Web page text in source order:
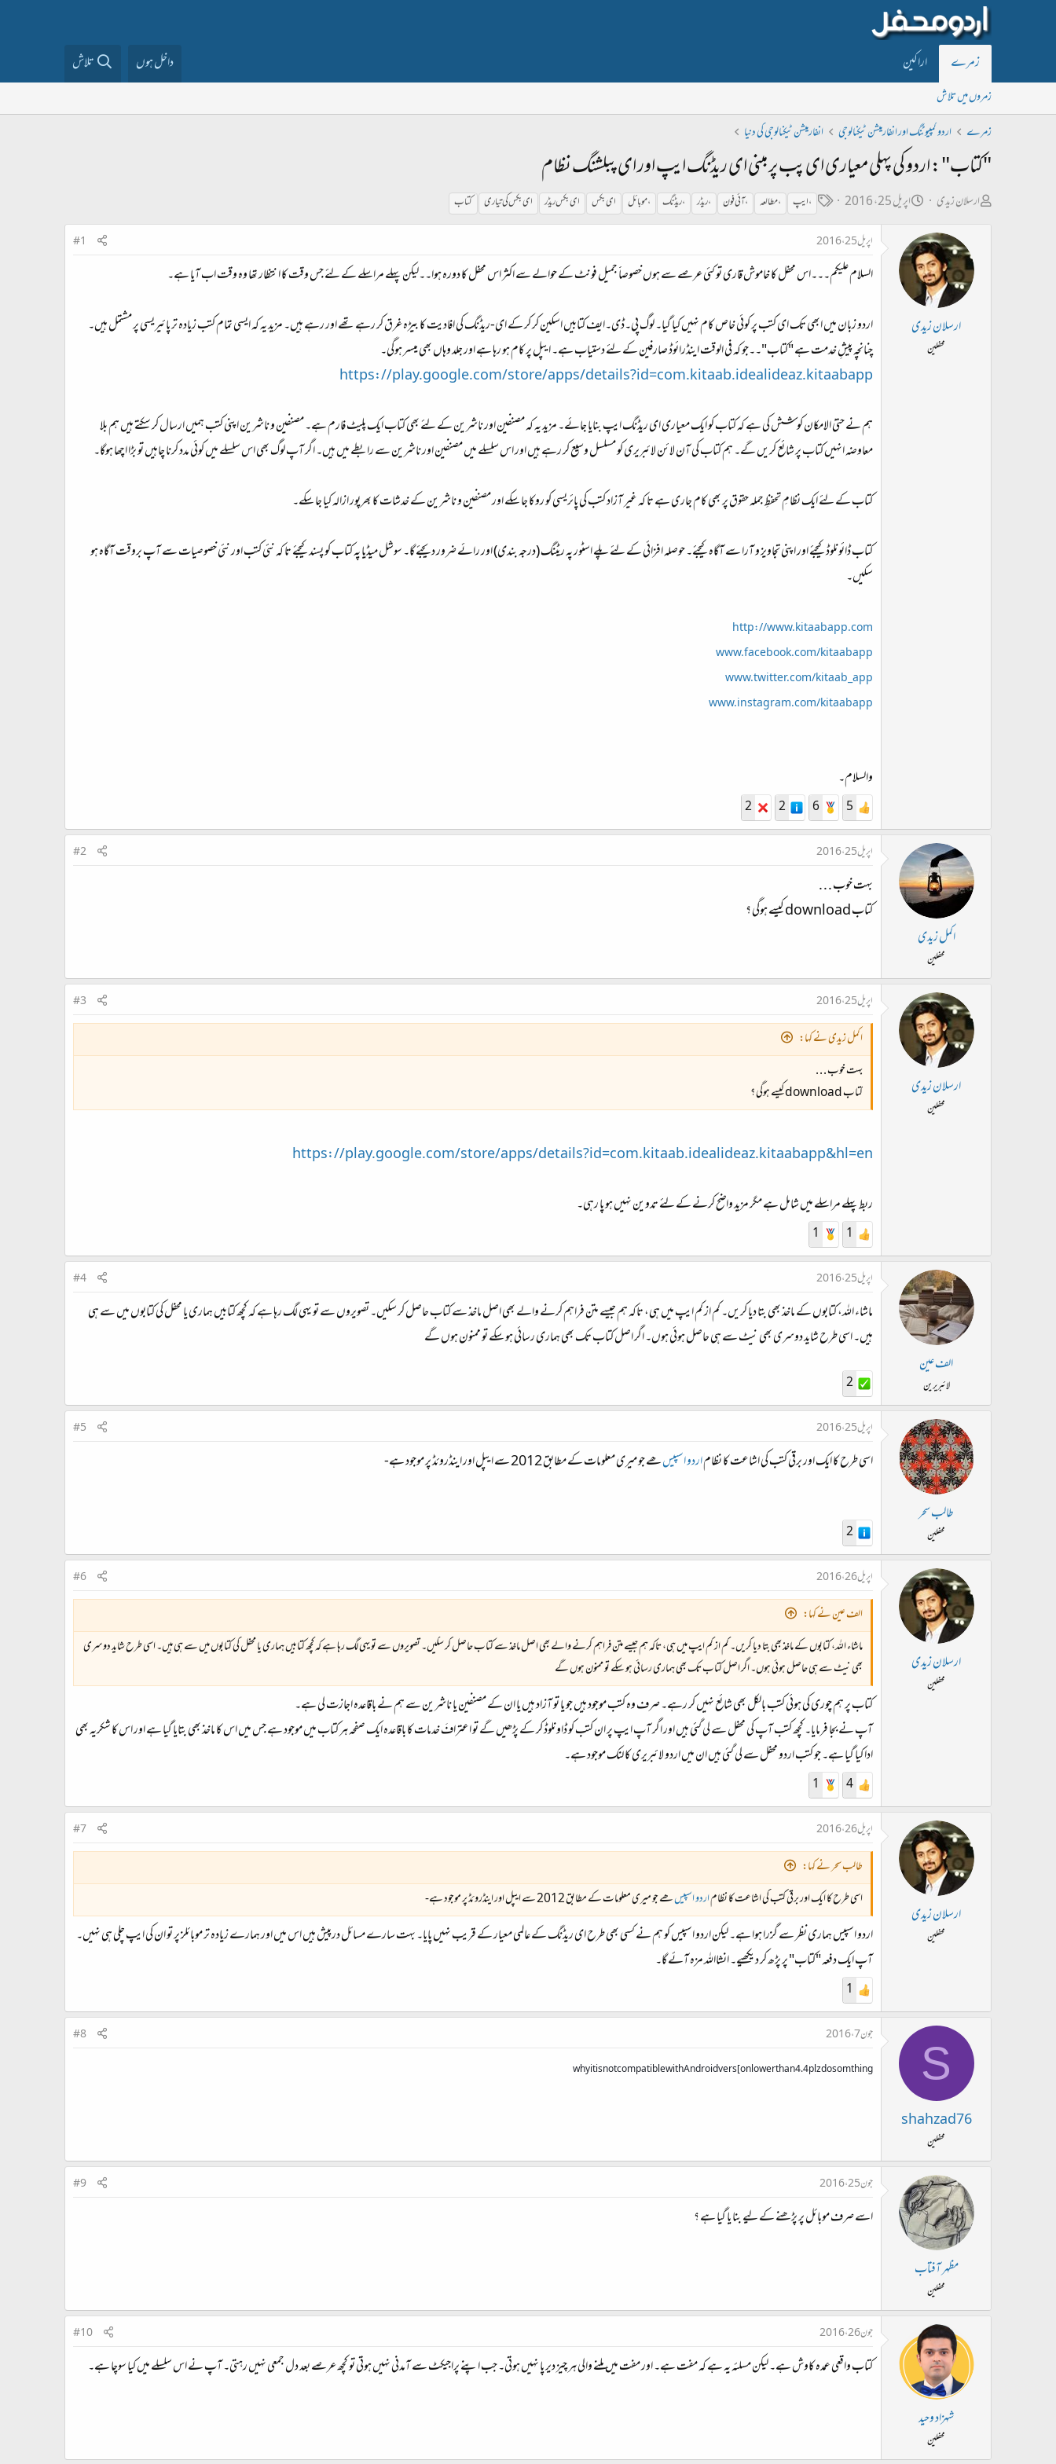
زمرے اراکین داخل ہوں تلاش
زمروں میں تلاش
زمرے
اردو کمپیوٹنگ اور انفارمیشن ٹیکنالوجی انفارمیشن ٹیکنالوجی کی دنیا
"کتاب": اردو کی پہلی معیاری ای پب پر مبنی ای ریڈنگ ایپ اور ای پبلشنگ نظام
ص
ب
ارسلان زیدی
ت
ر
ی
خ
اپریل 25، 2016
ی
گ
، ایپ ، مطالعہ ،آئی فون ،ریڈر ،ریڈنگ ،موبائل ای بکس ای بکس ریڈر ای بکس کی تیاری کتاب
ارسلان زیدی
محفلین
اپریل 25، 2016 #1
السلام علیکم۔۔۔اس محفل کا خاموش قاری تو کئی عرصے سے ہوں خصوصاََ جمیل فونٹ کے حوالے سے اکثر اس محفل کا دورہ ہوا۔۔لیکن پہلے مراسلے کے لئے جس وقت کا انتظار تھا وہ وقت اب آیا ہے۔
اردو زبان میں ابھی تک ای کتب پر کوئی خاص کام نہیں کیا گیا۔ لوگ پی۔ڈی۔ایف کتابیں اسکین کر کر کے ای-ریڈنگ کی افادیت کا بیڑہ غرق کر رہے تھے اور رہے ہیں۔ مزید یہ کہ ایسی تمام کتب زیادہ تر پائیریسی پر مشتمل ہیں۔
چنانچہ پیشِ خدمت ہے "کتاب"۔۔جو کہ فی الوقت اینڈرائوڈ صارفین کے لئے دستیاب ہے۔ ایپل پر کام ہو رہا ہے اور جلد وہاں بھی میسر ہوگی۔
https://play.google.com/store/apps/details?id=com.kitaab.idealideaz.kitaabapp
ہم نے حتیٰ الامکان کوشش کی ہے کہ کتاب کو ایک معیاری ای ریڈنگ ایپ بنایا جائے۔ مزید یہ کہ مصنفین اور ناشرین کے لئے بھی کتاب ایک پلیٹ فارم ہے۔ مصنفین و ناشرین اپنی کتب ہمیں ارسال کر سکتے ہیں ہم بلا
معاوضہ انہیں کتاب پر شائع کریں گے۔ ہم کتاب کی آن لائن لائبریری کو مسلسل وسیع کر رہے ہیں اور اس سلسلے میں مصنفین اور ناشرین سے رابطے میں ہیں۔ اگر آپ لوگ بھی اس سلسلے میں کوئی مدد کرنا چاہیں تو بڑا اچھا ہوگا۔
کتاب کے لئے ایک نظامِ تحفظِ جملہ حقوق پر بھی کام جاری ہے تا کہ غیر آزاد کتب کی پائریسی کو روکا جا سکے اور مصنفین و ناشرین کے خدشات کا بھرپور ازالہ کیا جا سکے۔
کتاب ڈائونلوڈ کیجئے اور اپنی تجاویز و آرا سے آگاہ کیجئے۔ حوصلہ افزائی کے لئے پلے اسٹور پہ ریٹنگ (درجہ بندی) اور رائے ضرور دیجئے گا۔ سوشل میڈیا پہ کتاب کو پسند کیجئے تا کہ نئی کتب اور نئی خصوصیات سے آپ بروقت آگاہ ہو
سکیں۔
http://www.kitaabapp.com
www.facebook.com/kitaabapp
www.twitter.com/kitaab_app
www.instagram.com/kitaabapp
والسلام۔
5
6
2
2
اکمل زیدی
محفلین
اپریل 25، 2016 #2
بہت خوب . . .
کتاب download کیسے ہوگی ؟
ارسلان زیدی
محفلین
اپریل 25، 2016 #3
اکمل زیدی نے کہا:
بہت خوب . . .
کتاب download کیسے ہوگی ؟
https://play.google.com/store/apps/details?id=com.kitaab.idealideaz.kitaabapp&hl=en
ربط پہلے مراسلے میں شامل ہے مگر مزید واضح کرنے کے لئے تدوین نہیں ہو پا رہی۔
1
1
الف عین
لائبریرین
اپریل 25، 2016 #4
ماشاء اللہ، کتابوں کے ماخذ بھی بتا دیا کریں۔ کم از کم ایپ میں ہی، تاکہ ہم جیسے متن فراہم کرنے والے بھی اصل ماخذ سے کتاب حاصل کر سکیں۔ تصویروں سے تو یہی لگ رہا ہے کہ کچھ کتابیں ہماری یا محفل کی کتابوں میں سے ہی
ہیں۔ اسی طرح شاید دوسری بھی نیٹ سے ہی حاصل ہوئی ہوں۔ اگر اصل کتاب تک بھی ہماری رسائی ہو سکے تو ممنون ہوں گے
2
طالب سحر
محفلین
اپریل 25، 2016 #5
اسی طرح کا ایک اور برقی کتب کی اشاعت کا نظاماردو اسپیسھے جو میری معلومات کے مطابق 2012 سے ایپل اور اینڈروئڈ پر موجود ہے-
2
ارسلان زیدی
محفلین
اپریل 26، 2016 #6
الف عین نے کہا:
ماشاء اللہ، کتابوں کے ماخذ بھی بتا دیا کریں۔ کم از کم ایپ میں ہی، تاکہ ہم جیسے متن فراہم کرنے والے بھی اصل ماخذ سے کتاب حاصل کر سکیں۔ تصویروں سے تو یہی لگ رہا ہے کہ کچھ کتابیں ہماری یا محفل کی کتابوں میں سے ہی ہیں۔ اسی طرح شاید دوسری
بھی نیٹ سے ہی حاصل ہوئی ہوں۔ اگر اصل کتاب تک بھی ہماری رسائی ہو سکے تو ممنون ہوں گے
کتاب پر ہم چوری کی ہوئی کتب بالکل بھی شائع نہیں کر رہے۔ صرف وہ کتب موجود ہیں جو یا تو آزاد ہیں یا ان کے مصنفین یا ناشرین سے ہم نے باقاعدہ اجازت لی ہے۔
آپ نے بجا فرمایا۔ کچھ کتب آپ کی محفل سے لی گئی ہیں اور اگر آپ ایپ پر ان کتب کو ڈاونلوڈ کر کے پڑھیں گے تو اعترافَ خدمات کا باقاعدہ ایک صفحہ ہر کتاب میں موجود ہے جس میں اس کا ماخذ بھی بتایا گیا ہے اور اس کا شکریہ بھی
ادا کیا گیا ہے۔ جو کتب اردو محفل سے لی گئی ہیں ان میں اردو لائبریری کا لنک موجود ہے۔
4
1
ارسلان زیدی
محفلین
اپریل 26، 2016 #7
طالب سحر نے کہا:
اسی طرح کا ایک اور برقی کتب کی اشاعت کا نظاماردو اسپیسھے جو میری معلومات کے مطابق 2012 سے ایپل اور اینڈروئڈ پر موجود ہے-
اردو اسپیس ہماری نظر سے گزرا ہوا ہے۔ لیکن اردو اسپیس کو ہم نے کسی بھی طرح ای ریڈنگ کے عالمی معیار کے قریب نہیں پایا۔ بہت سارے مسائل درپیش ہیں اس میں اور ہمارے زیادہ تر موبائلز پر تو ان کی ایپ چلی ہی نہیں۔
آپ ایک دفعہ "کتاب" پر پڑھ کر دیکھیے۔ انشااللہ مزہ آئے گا۔
1
S
shahzad76
محفلین
جون 7، 2016 #8
why it is not compatible with Android vers[on lower than 4.4 plz do somthing
مظہر آفتاب
محفلین
جون 25، 2016 #9
اسے صرف موبائل پر پڑھنے کے لیے بنا یا گیا ہے ؟
شہزاد وحید
محفلین
جون 26، 2016 #10
کتاب واقعی عمدہ کاوش ہے۔ لیکن مسلئہ یہ ہے کہ مفت ہے۔ اور مفت میں ملنے والی ہر چیز دیر پا نہیں ہوتی۔ جب اپنے پراجیکٹ سے آمدنی نہیں ہوتی تو کچھ عرصے بعد دل جمعی نہیں رہتی۔ آپ نے اس سلسلے میں کیا سوچا ہے۔